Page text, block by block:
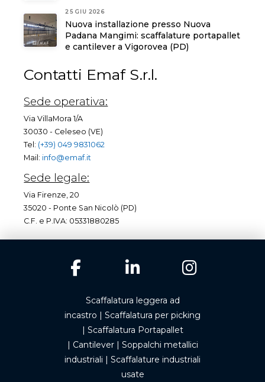
25 GIU 2026
Nuova installazione presso Nuova
Padana Mangimi: scaffalature portapallet
e cantilever a Vigorovea (PD)
Contatti Emaf S.r.l.
Sede operativa:
Via VillaMora 1/A
30030 - Celeseo (VE)
Tel: (+39) 049 9831062
Mail: info@emaf.it
Sede legale:
Via Firenze, 20
35020 - Ponte San Nicolò (PD)
C.F. e P.IVA: 05331880285
Scaffalatura leggera ad
incastro | Scaffalatura per picking
| Scaffalatura Portapallet
| Cantilever| Soppalchi metallici
industriali | Scaffalature industriali
usate